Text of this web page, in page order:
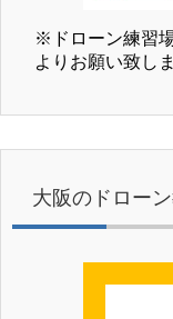
※ドローン練習
よりお願い致しま
大阪のドロー